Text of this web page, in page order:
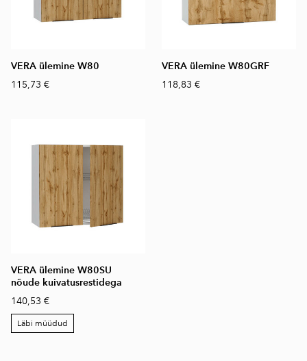
VERA ülemine W80
115,73 €
VERA ülemine W80GRF
118,83 €
VERA ülemine W80SU
nõude kuivatusrestidega
140,53 €
Läbi müüdud